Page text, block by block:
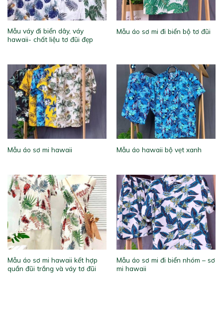
Mẫu váy đi biển dây, váy
hawaii- chất liệu tơ đũi đẹp
Mẫu áo sơ mi đi biển bộ tơ đũi
Mẫu áo sơ mi hawaii Mẫu áo hawaii bộ vẹt xanh
Mẫu áo sơ mi hawaii kết hợp
quần đũi trắng và váy tơ đũi
Mẫu áo sơ mi đi biển nhóm – sơ
mi hawaii